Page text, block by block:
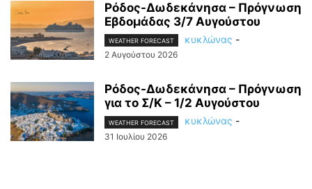
Ρόδος-Δωδεκάνησα – Πρόγνωση
Εβδομάδας 3/7 Αυγούστου
WEATHER FORECAST κυκλώνας -
2 Αυγούστου 2026
Ρόδος-Δωδεκάνησα – Πρόγνωση
για το Σ/Κ – 1/2 Αυγούστου
WEATHER FORECAST κυκλώνας -
31 Ιουλίου 2026